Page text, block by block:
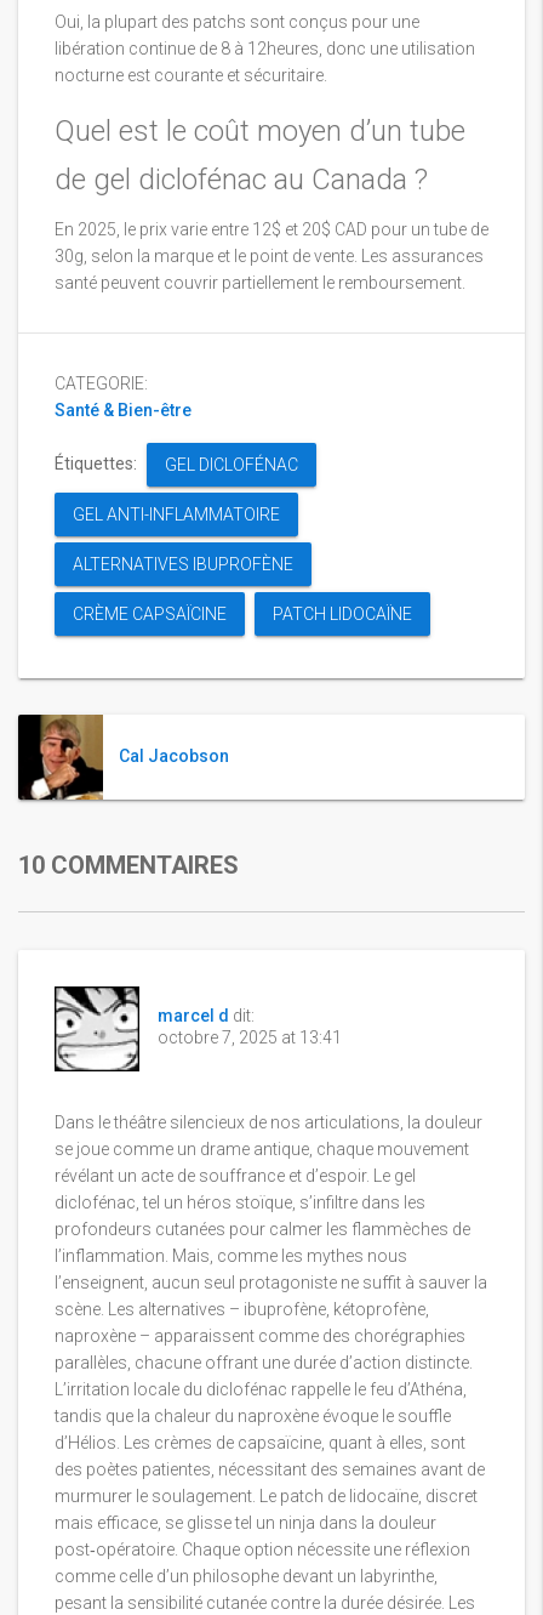
Oui, la plupart des patchs sont conçus pour une
libération continue de 8 à 12heures, donc une utilisation
nocturne est courante et sécuritaire.
Quel est le coût moyen d’un tube
de gel diclofénac au Canada ?
En 2025, le prix varie entre 12$ et 20$ CAD pour un tube de
30g, selon la marque et le point de vente. Les assurances
santé peuvent couvrir partiellement le remboursement.
CATEGORIE:
Santé & Bien-être
Étiquettes: GEL DICLOFÉNAC
GEL ANTI-INFLAMMATOIRE
ALTERNATIVES IBUPROFÈNE
CRÈME CAPSAÏCINE PATCH LIDOCAÏNE
Cal Jacobson
10 COMMENTAIRES
marcel d dit:
octobre 7, 2025 at 13:41
Dans le théâtre silencieux de nos articulations, la douleur
se joue comme un drame antique, chaque mouvement
révélant un acte de souffrance et d’espoir. Le gel
diclofénac, tel un héros stoïque, s’infiltre dans les
profondeurs cutanées pour calmer les flammèches de
l’inflammation. Mais, comme les mythes nous
l’enseignent, aucun seul protagoniste ne suffit à sauver la
scène. Les alternatives – ibuprofène, kétoprofène,
naproxène – apparaissent comme des chorégraphies
parallèles, chacune offrant une durée d’action distincte.
L’irritation locale du diclofénac rappelle le feu d’Athéna,
tandis que la chaleur du naproxène évoque le souffle
d’Hélios. Les crèmes de capsaïcine, quant à elles, sont
des poètes patientes, nécessitant des semaines avant de
murmurer le soulagement. Le patch de lidocaïne, discret
mais efficace, se glisse tel un ninja dans la douleur
post‑opératoire. Chaque option nécessite une réflexion
comme celle d’un philosophe devant un labyrinthe,
pesant la sensibilité cutanée contre la durée désirée. Les